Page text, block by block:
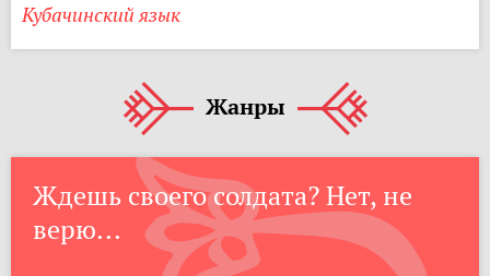
Кубачинский язык
Жанры
Ждешь своего солдата? Нет, не
верю...